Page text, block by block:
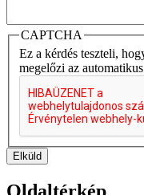
CAPTCHA
Ez a kérdés teszteli,
megelőzi az
Elküld